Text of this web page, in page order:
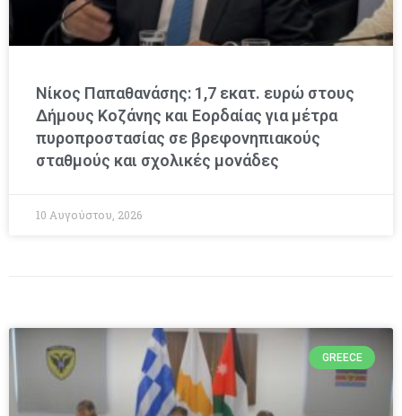
Νίκος Παπαθανάσης: 1,7 εκατ. ευρώ στους
Δήμους Κοζάνης και Εορδαίας για μέτρα
πυροπροστασίας σε βρεφονηπιακούς
σταθμούς και σχολικές μονάδες
10 Αυγούστου, 2026
GREECE